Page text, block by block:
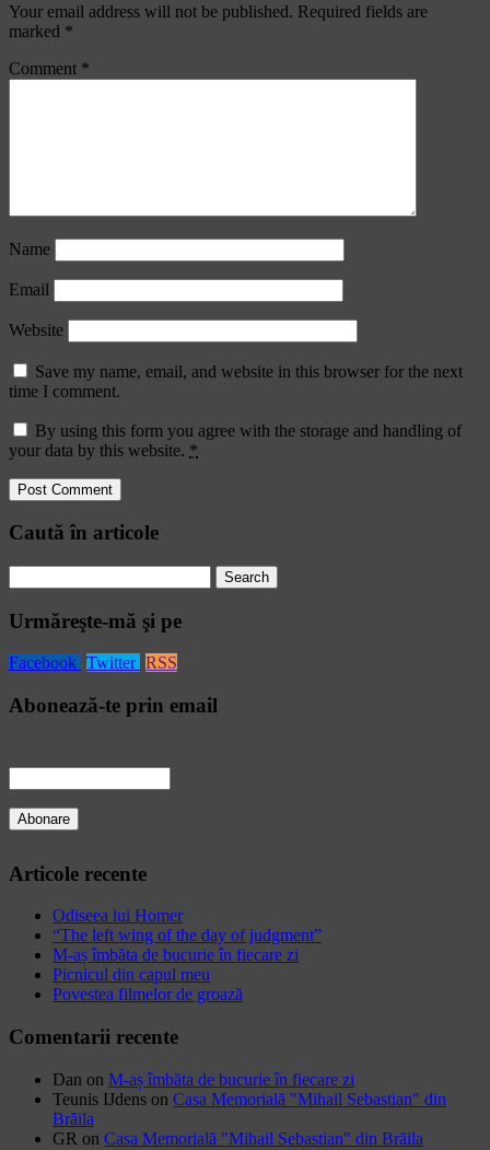
Your email address will not be published. Required fields are
marked *
Comment *
Name
Email
Website
Save my name, email, and website in this browser for the next
time I comment.
By using this form you agree with the storage and handling of
your data by this website. *
Caută în articole
for:
Urmăreşte-mă şi pe
Facebook Twitter RSS
Abonează-te prin email
Articole recente
Odiseea lui Homer
“The left wing of the day of judgment”
M-aș îmbăta de bucurie în fiecare zi
Picnicul din capul meu
Povestea filmelor de groază
Comentarii recente
Dan on M-aș îmbăta de bucurie în fiecare zi
Teunis IJdens on Casa Memorială "Mihail Sebastian" din
Brăila
GR on Casa Memorială "Mihail Sebastian" din Brăila